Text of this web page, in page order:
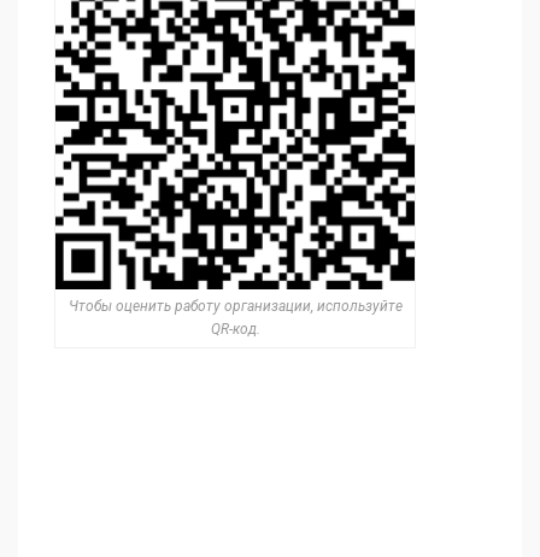
Чтобы оценить работу организации, используйте
QR-код.